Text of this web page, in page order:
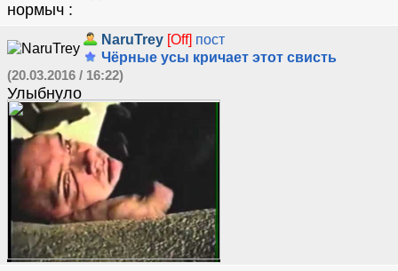
нормыч
NaruTrey [Off] пост
Чёрные усы кричает этот свисть
(20.03.2016 / 16:22)
Улыбнуло